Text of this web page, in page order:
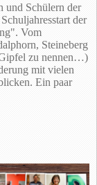
und Schülern der
der
Vom
Steineberg
zu nennen…)
mit vielen
Ein paar